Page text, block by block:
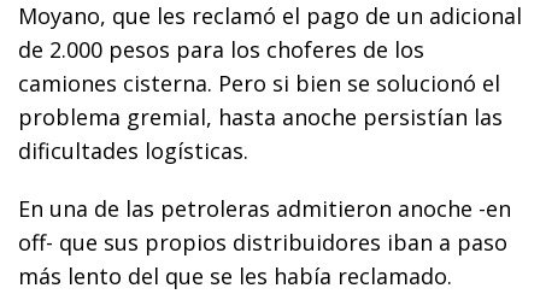
Moyano, que les reclamó el pago de un adicional
de 2.000 pesos para los choferes de los
camiones cisterna. Pero si bien se solucionó el
problema gremial, hasta anoche persistían las
dificultades logísticas.
En una de las petroleras admitieron anoche -en
off- que sus propios distribuidores iban a paso
más lento del que se les había reclamado.